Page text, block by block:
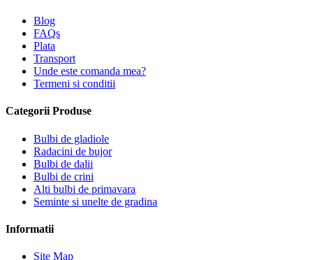
Blog
FAQs
Plata
Transport
Unde este comanda mea?
Termeni si conditii
Categorii Produse
Bulbi de gladiole
Radacini de bujor
Bulbi de dalii
Bulbi de crini
Alti bulbi de primavara
Seminte si unelte de gradina
Informatii
Site Map